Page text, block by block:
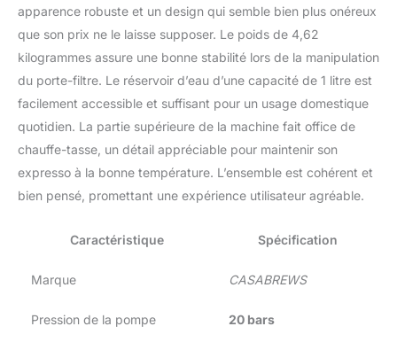
cappuccino et un latte
parfaits à la maison
CONCEPTION MINCE :
La machine à expresso
ne mesure que 15 cm de
large et est compacte
dans un design en acier
design compact et
élégant, il s'intègre non
seulement parfaitement
cuisine, mais est
FACILE À NETTOYER ET
espresso machine a café
apparence robuste et un design qui semble bien plus onéreux
que son prix ne le laisse supposer. Le poids de 4,62
kilogrammes assure une bonne stabilité lors de la manipulation
du porte-filtre. Le réservoir d’eau d’une capacité de 1 litre est
facilement accessible et suffisant pour un usage domestique
quotidien. La partie supérieure de la machine fait office de
chauffe-tasse, un détail appréciable pour maintenir son
expresso à la bonne température. L’ensemble est cohérent et
bien pensé, promettant une expérience utilisateur agréable.
Caractéristique Spécification
Marque CASABREWS
Pression de la pompe 20 bars